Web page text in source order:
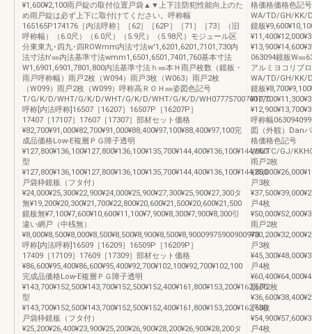
¥1,600¥2,100雨戸錠の取付位置戸袋▲▼上下注防犯性能向上のた
め雨戸錠は必ず上下に取付けてください。呼称幅
165165P174176［内法呼称］［62］［62P］［71］［73］（旧
呼称幅）（6.0尺）（6.0尺）（5.9尺）（5.98尺）モジュール区
分東東九･四九･四ROWmm内法寸法w'1,6201,6201,7101,730内
法寸法h'㎜内法基準寸法wmm1,6501,6501,7401,760基本寸法
W1,6901,6901,7801,800内法基準寸法ｈ㎜本Ｈ雨戸枚数（鏡板・
雨戸呼称幅）雨戸2枚（W094）雨戸3枚（W063）雨戸2枚
（W099）雨戸2枚（W099）呼称高ＲＯＨ㎜姿図色記号
T/G/K/D/WHT/G/K/D/WHT/G/K/D/WHT/G/K/D/WH07775700700770
呼称[内法呼称]16507［16207］16507P［16207P］
17407［17107］17607［17307］部材セット価格
¥82,700¥91,000¥82,700¥91,000¥88,400¥97,100¥88,400¥97,100完
成品価格Low-E複層ＰＧ障子透明
¥127,800¥136,100¥127,800¥136,100¥135,700¥144,400¥136,100¥144,800
型
¥127,800¥136,100¥127,800¥136,100¥135,700¥144,400¥136,100¥144,800
戸袋枠鏡板（フタ付）
¥24,000¥25,300¥22,900¥24,000¥25,900¥27,300¥25,900¥27,300タ
無¥19,200¥20,300¥21,700¥22,800¥20,600¥21,500¥20,600¥21,500
鏡板無¥7,100¥7,600¥10,600¥11,100¥7,900¥8,300¥7,900¥8,300引
違い網戸（中桟無）
¥8,000¥8,500¥8,000¥8,500¥8,500¥8,900¥8,500¥8,90009975900900970
呼称[内法呼称]16509［16209］16509P［16209P］
17409［17109］17609［17309］部材セット価格
¥86,600¥95,400¥86,600¥95,400¥92,700¥102,100¥92,700¥102,100
完成品価格Low-E複層ＰＧ障子透明
¥143,700¥152,500¥143,700¥152,500¥152,400¥161,800¥153,200¥162,600
型
¥143,700¥152,500¥143,700¥152,500¥152,400¥161,800¥153,200¥162,600
戸袋枠鏡板（フタ付）
¥25,200¥26,400¥23,900¥25,200¥26,900¥28,200¥26,900¥28,200タ
格価格価格色記号
WA/TD/GH/KK/
鏡板
063094鏡板W㎜
アルミヨコリブ
WA/TD/GH/KK/
鏡板
呼称幅
図（外観）Dan
格価格色記号
WA/TC/GJ/
雨戸2枚
戸3枚
戸4枚
雨戸2枚
戸3枚
戸4枚
雨戸2枚
戸3枚
戸4枚